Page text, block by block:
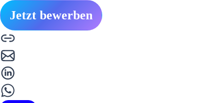
Jetzt bewerben